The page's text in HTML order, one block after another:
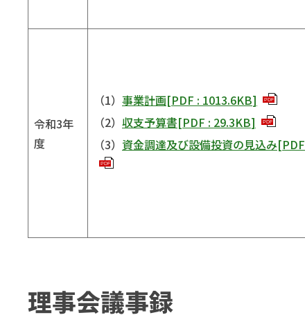
令和3年
度
（1） 事業計画[PDF : 1013.6KB] PDF
（2） 収支予算書[PDF : 29.3KB] PDF
（3） 資金調達及び設備投資の見込み[PDF
PDF
理事会議事録